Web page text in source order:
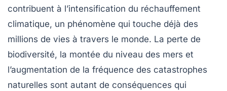
contribuent à l’intensification du réchauffement
climatique, un phénomène qui touche déjà des
millions de vies à travers le monde. La perte de
biodiversité, la montée du niveau des mers et
l’augmentation de la fréquence des catastrophes
naturelles sont autant de conséquences qui